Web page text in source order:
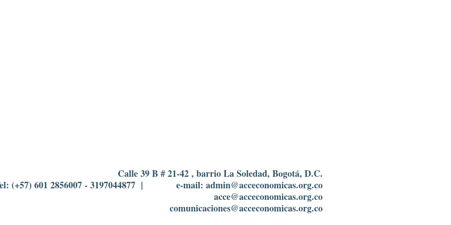
Calle 39 B # 21-42 , barrio La Soledad, Bogotá, D.C.
(+57) 601 2856007 - 3197044877 | e-mail: admin@acceconomicas.org.co
acce@acceconomicas.org.co
comunicaciones@acceconomicas.org.co